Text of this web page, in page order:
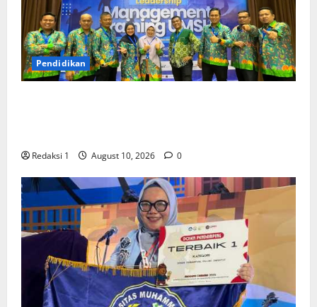
Pendidikan
Redaksi 1 August 10, 2026 0